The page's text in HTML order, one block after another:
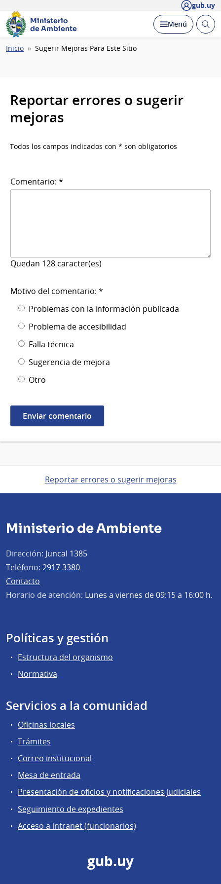
gub.uy
Ministerio
de Ambiente
Desplegar
Menú Abrir
Ruta
Inicio Sugerir Mejoras Para Este Sitio
Reportar errores o sugerir
mejoras
Todos los campos indicados con * son obligatorios
Comentario: *
Quedan 128 caracter(es)
Motivo del comentario: *
Problemas con la información publicada
Problema de accesibilidad
Falla técnica
Sugerencia de mejora
Otro
Reportar errores o sugerir mejoras
Ministerio de Ambiente
Dirección: Juncal 1385
Teléfono: 2917 3380
Contacto
Horario de atención: Lunes a viernes de 09:15 a 16:00 h.
Políticas y gestión
Estructura del organismo
Normativa
Servicios a la comunidad
Oficinas locales
Trámites
Correo institucional
Mesa de entrada
Presentación de oficios y notificaciones judiciales
Seguimiento de expedientes
Acceso a intranet (funcionarios)
gub.uy